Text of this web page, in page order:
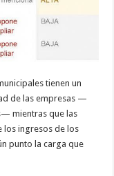
tienen un
de las empresas —
mientras que las
los ingresos de los
punto la carga que